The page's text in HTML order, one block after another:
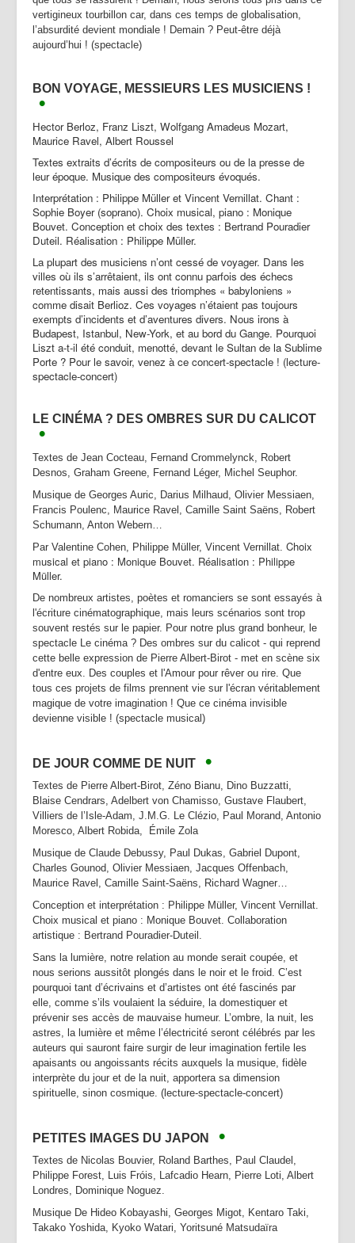
vertigineux tourbillon car, dans ces temps de globalisation,
l’absurdité devient mondiale ! Demain ? Peut-être déjà
aujourd’hui ! (spectacle)
BON VOYAGE, MESSIEURS LES MUSICIENS !
•
Hector Berloz, Franz Liszt, Wolfgang Amadeus Mozart,
Maurice Ravel, Albert Roussel
Textes extraits d’écrits de compositeurs ou de la presse de
leur époque. Musique des compositeurs évoqués.
Interprétation : Philippe Müller et Vincent Vernillat. Chant :
Sophie Boyer (soprano). Choix musical, piano : Monique
Bouvet. Conception et choix des textes : Bertrand Pouradier
Duteil. Réalisation : Philippe Müller.
La plupart des musiciens n’ont cessé de voyager. Dans les
villes où ils s’arrêtaient, ils ont connu parfois des échecs
retentissants, mais aussi des triomphes « babyloniens »
comme disait Berlioz. Ces voyages n’étaient pas toujours
exempts d’incidents et d’aventures divers. Nous irons à
Budapest, Istanbul, New-York, et au bord du Gange. Pourquoi
Liszt a-t-il été conduit, menotté, devant le Sultan de la Sublime
Porte ? Pour le savoir, venez à ce concert-spectacle ! (lecture-
spectacle-concert)
LE CIN ÉMA ? DES OMBRES SUR DU CALICOT
•
Textes de Jean Cocteau, Fernand Crommelynck, Robert
Desnos, Graham Greene, Fernand Léger, Michel Seuphor.
Musique de Georges Auric, Darius Milhaud, Olivier Messiaen,
Francis Poulenc, Maurice Ravel, Camille Saint Saëns, Robert
Schumann, Anton Webern…
Par Valentine Cohen, Philippe Müller, Vincent Vernillat. Choix
musical et piano : Monique Bouvet. Réalisation : Philippe
Müller.
De nombreux artistes, poètes et romanciers se sont essayés à
l'écriture cinématographique, mais leurs scénarios sont trop
souvent restés sur le papier. Pour notre plus grand bonheur, le
spectacle Le cinéma ? Des ombres sur du calicot - qui reprend
cette belle expression de Pierre Albert-Birot - met en scène six
d'entre eux. Des couples et l'Amour pour rêver ou rire. Que
tous ces projets de films prennent vie sur l'écran véritablement
magique de votre imagination ! Que ce cinéma invisible
devienne visible ! (spectacle musical)
DE JOUR COMME DE NUIT •
Textes de Pierre Albert-Birot, Zéno Bianu, Dino Buzzatti,
Blaise Cendrars, Adelbert von Chamisso, Gustave Flaubert,
Villiers de l’Isle-Adam, J.M.G. Le Clézio, Paul Morand, Antonio
Moresco, Albert Robida, Émile Zola
Musique de Claude Debussy, Paul Dukas, Gabriel Dupont,
Charles Gounod, Olivier Messiaen, Jacques Offenbach,
Maurice Ravel, Camille Saint-Saëns, Richard Wagner…
Conception et interprétation : Philippe Müller, Vincent Vernillat.
Choix musical et piano : Monique Bouvet. Collaboration
artistique : Bertrand Pouradier-Duteil.
Sans la lumière, notre relation au monde serait coupée, et
nous serions aussitôt plongés dans le noir et le froid. C’est
pourquoi tant d’écrivains et d’artistes ont été fascinés par
elle, comme s’ils voulaient la séduire, la domestiquer et
prévenir ses accès de mauvaise humeur. L’ombre, la nuit, les
astres, la lumière et même l’électricité seront célébrés par les
auteurs qui sauront faire surgir de leur imagination fertile les
apaisants ou angoissants récits auxquels la musique, fidèle
interprète du jour et de la nuit, apportera sa dimension
spirituelle, sinon cosmique. (lecture-spectacle-concert)
PETITES IMAGES DU JAPON •
Textes de Nicolas Bouvier, Roland Barthes, Paul Claudel,
Philippe Forest, Luis Fróis, Lafcadio Hearn, Pierre Loti, Albert
Londres, Dominique Noguez.
Musique De Hideo Kobayashi, Georges Migot, Kentaro Taki,
Takako Yoshida, Kyoko Watari, Yoritsuné Matsudaïra